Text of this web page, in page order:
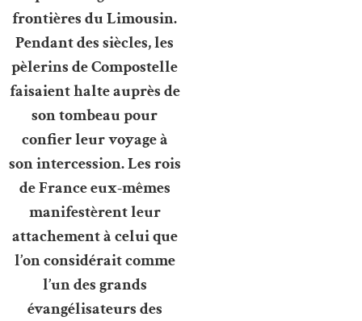
frontières du Limousin.
Pendant des siècles, les
pèlerins de Compostelle
faisaient halte auprès de
son tombeau pour
confier leur voyage à
son intercession. Les rois
de France eux-mêmes
manifestèrent leur
attachement à celui que
l’on considérait comme
l’un des grands
évangélisateurs des